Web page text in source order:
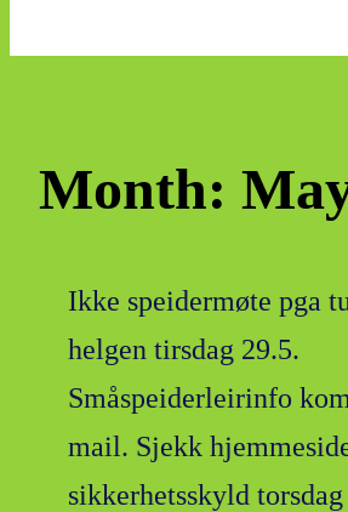
Month:
Ikke speidermøte pga
helgen tirsdag 29.5.
Småspeiderleirinfo
mail. Sjekk
sikkerhetsskyld